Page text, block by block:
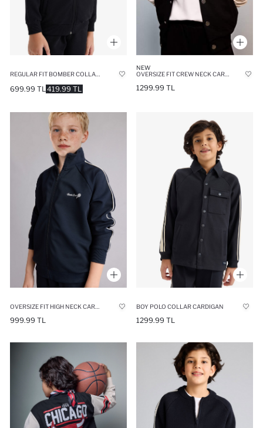
419.99 TL
699.99 TL
NEW
1299.99 TL
999.99 TL
BOY POLO COLLAR CARDIGAN
1299.99 TL